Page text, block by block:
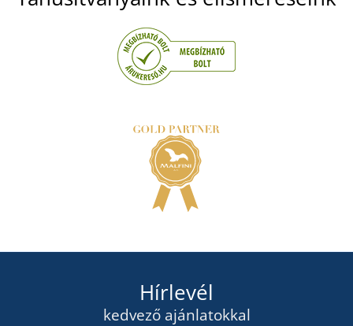
Hírlevél
kedvező ajánlatokkal